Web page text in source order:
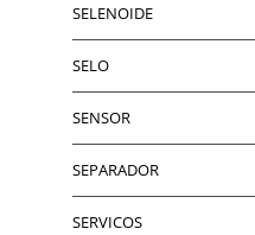
SELENOIDE
SELO
SENSOR
SEPARADOR
SERVICOS